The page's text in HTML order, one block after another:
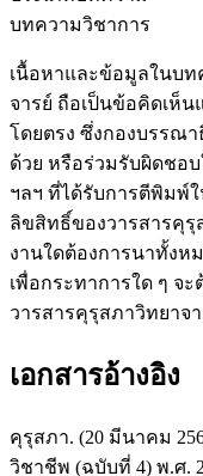
บทความวิชาการ
เนื้อหาและข้อมูลในบ
จารย์ ถือเป็นข้อคิดเห็
โดยตรง ซึ่งกองบรรณา
ด้วย หรือร่วมรับผิดชอ
ฯลฯ ที่ได้รับการตีพิมพ์
ลิขสิทธิ์ของวารสารคุ
งานใดต้องการนาทั้งห
เพื่อกระทาการใด ๆ จ
วารสารคุรุสภาวิทยาจ
เอกสารอ้างอิง
คุรุสภา. (20 มีนาคม
วิชาชีพ (ฉบับที่ 4) พ.ศ.